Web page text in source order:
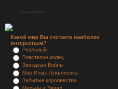
Наш опрос
Какой мир Вы считаете наиболее
интересным?
Реальный
Властелин колец
Звездные Войны
Мир Иных Лукъяненко
Забытые королевства